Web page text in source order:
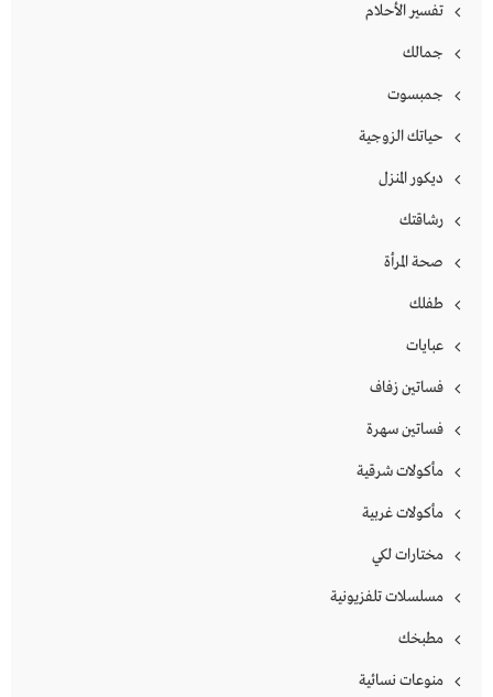
تفسير الأحلام
جمالك
جمبسوت
حياتك الزوجية
ديكور المنزل
رشاقتك
صحة المرأة
طفلك
عبايات
فساتين زفاف
فساتين سهرة
مأكولات شرقية
مأكولات غربية
مختارات لكي
مسلسلات تلفزيونية
مطبخك
منوعات نسائية